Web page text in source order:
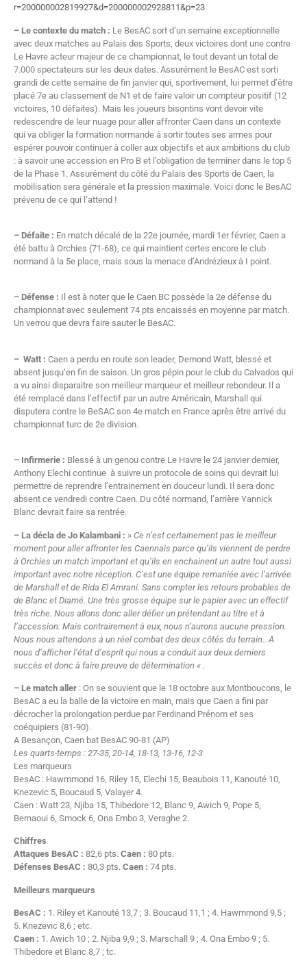
r=200000002819927&d=200000002928811&p=23
– Le contexte du match : Le BesAC sort d’un semaine exceptionnelle
avec deux matches au Palais des Sports, deux victoires dont une contre
Le Havre acteur majeur de ce championnat, le tout devant un total de
7.000 spectateurs sur les deux dates. Assurément le BesAC est sorti
grandi de cette semaine de fin janvier qui, sportivement, lui permet d’être
placé 7e au classement de N1 et de faire valoir un compteur positif (12
victoires, 10 défaites). Mais les joueurs bisontins vont devoir vite
redescendre de leur nuage pour aller affronter Caen dans un contexte
qui va obliger la formation normande à sortir toutes ses armes pour
espérer pouvoir continuer à coller aux objectifs et aux ambitions du club
: à savoir une accession en Pro B et l’obligation de terminer dans le top 5
de la Phase 1. Assurément du côté du Palais des Sports de Caen, la
mobilisation sera générale et la pression maximale. Voici donc le BesAC
prévenu de ce qui l’attend !
– Défaite : En match décalé de la 22e journée, mardi 1er février, Caen a
été battu à Orchies (71-68), ce qui maintient certes encore le club
normand à la 5e place, mais sous la menace d’Andrézieux à I point.
– Défense : Il est à noter que le Caen BC possède la 2e défense du
championnat avec seulement 74 pts encaissés en moyenne par match.
Un verrou que devra faire sauter le BesAC.
– Watt : Caen a perdu en route son leader, Demond Watt, blessé et
absent jusqu’en fin de saison. Un gros pépin pour le club du Calvados qui
a vu ainsi disparaitre son meilleur marqueur et meilleur rebondeur. Il a
été remplacé dans l’effectif par un autre Américain, Marshall qui
disputera contre le BeSAC son 4e match en France après être arrivé du
championnat turc de 2e division.
– Infirmerie : Blessé à un genou contre Le Havre le 24 janvier dernier,
Anthony Elechi continue à suivre un protocole de soins qui devrait lui
permettre de reprendre l’entrainement en douceur lundi. Il sera donc
absent ce vendredi contre Caen. Du côté normand, l’arrière Yannick
Blanc devrait faire sa rentrée.
– La décla de Jo Kalambani : » Ce n’est certainement pas le meilleur
moment pour aller affronter les Caennais parce qu’ils viennent de perdre
à Orchies un match important et qu’ils en enchainent un autre tout aussi
important avec notre réception. C’est une équipe remaniée avec l’arrivée
de Marshall et de Rida El Amrani. Sans compter les retours probables de
de Blanc et Diamé. Une très grosse équipe sur le papier avec un effectif
très riche. Nous allons donc aller défier un prétendant au titre et à
l’accession. Mais contrairement à eux, nous n’aurons aucune pression.
Nous nous attendons à un réel combat des deux côtés du terrain.. A
nous d’afficher l’état d’esprit qui nous a conduit aux deux derniers
succès et donc à faire preuve de détermination « .
– Le match aller : On se souvient que le 18 octobre aux Montboucons, le
BesAC a eu la balle de la victoire en main, mais que Caen a fini par
décrocher la prolongation perdue par Ferdinand Prénom et ses
coéquipiers (81-90).
A Besançon, Caen bat BesAC 90-81 (AP)
Les quarts-temps : 27-35, 20-14, 18-13, 13-16, 12-3
Les marqueurs
BesAC : Hawmmond 16, Riley 15, Elechi 15, Beaubois 11, Kanouté 10,
Knezevic 5, Boucaud 5, Valayer 4.
Caen : Watt 23, Njiba 15, Thibedore 12, Blanc 9, Awich 9, Pope 5,
Bernaoui 6, Smock 6, Ona Embo 3, Veraghe 2.
Chiffres
Attaques BesAC : 82,6 pts. Caen : 80 pts.
Défenses BesAC : 80,3 pts. Caen : 74 pts.
Meilleurs marqueurs
BesAC : 1. Riley et Kanouté 13,7 ; 3. Boucaud 11,1 ; 4. Hawmmond 9,5 ;
5. Knezevic 8,6 ; etc.
Caen : 1. Awich 10 ; 2. Njiba 9,9 ; 3. Marschall 9 ; 4. Ona Embo 9 ; 5.
Thibedore et Blanc 8,7 ; tc.